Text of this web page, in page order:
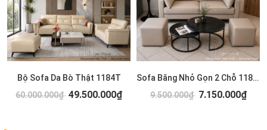
Bộ Sofa Da Bò Thật 1184T
60.000.000₫ 49.500.000₫
Sofa Băng Nhỏ Gọn 2 Chỗ 1183T
9.500.000₫ 7.150.000₫